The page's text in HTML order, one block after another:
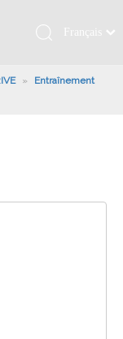
Français
românesc
Italiano
»
Entraînement